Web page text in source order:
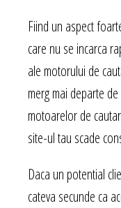
Fiind un aspect
care nu se incarca
ale motorului de
merg mai departe
motoarelor de
site-ul tau scade
Daca un potential
cateva secunde ca